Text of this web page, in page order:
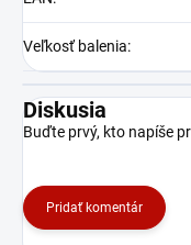
Veľkosť balenia:
Diskusia
Buďte prvý, kto napíše
Pridať komentár